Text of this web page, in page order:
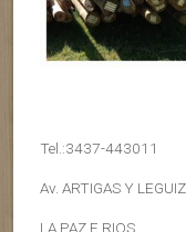
Tel.:3437-443011
Av. ARTIGAS Y
LA PAZ E.RIOS